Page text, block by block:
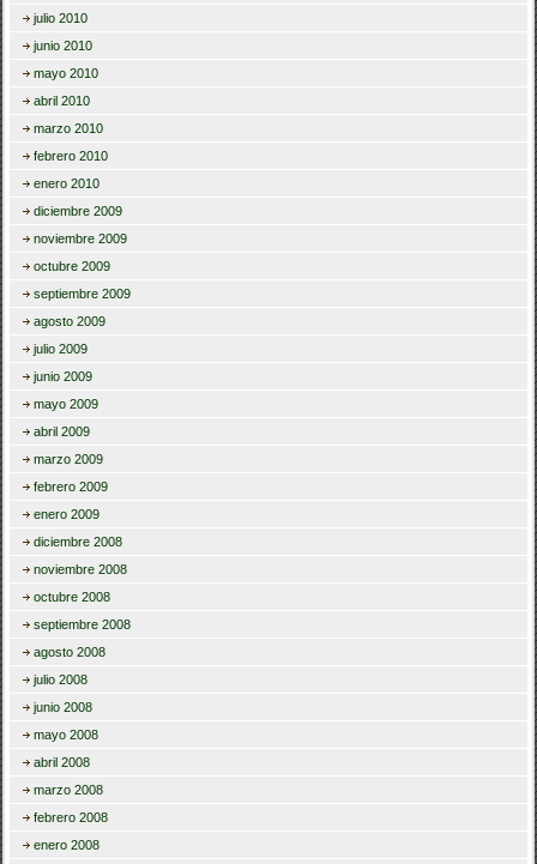
julio 2010
junio 2010
mayo 2010
abril 2010
marzo 2010
febrero 2010
enero 2010
diciembre 2009
noviembre 2009
octubre 2009
septiembre 2009
agosto 2009
julio 2009
junio 2009
mayo 2009
abril 2009
marzo 2009
febrero 2009
enero 2009
diciembre 2008
noviembre 2008
octubre 2008
septiembre 2008
agosto 2008
julio 2008
junio 2008
mayo 2008
abril 2008
marzo 2008
febrero 2008
enero 2008